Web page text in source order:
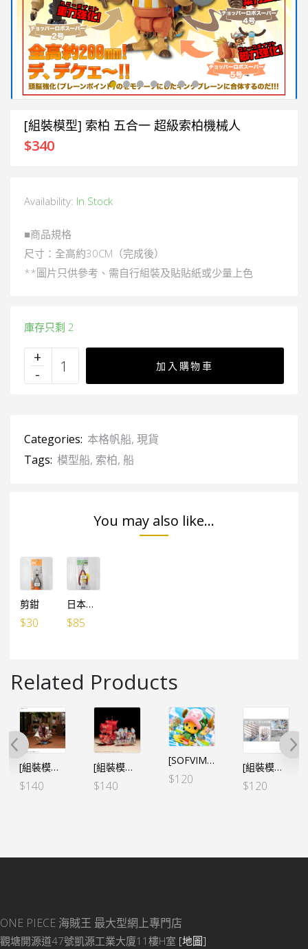
[組裝模型] 索柏 五合一 超級索柏機械人
$340
Availability: In Stock
■商品規格
尺寸：全高約30CM（完成後）
**圖片只供參考、需自行組裝及貼貼紙或少量上色
庫存只剩 2
加入購物車
Categories: 本格帆船, 現貨
Tags: 模型船, 索柏, 船
You may also like...
剪鉗
$30
日本製 MTC-3模型鉗
$85
Related Products
[組裝模型船]GRAND SHIP COLLECTION⑯ 羅渣 奧羅·傑克遜號（行）
$140
[組裝模型船] 海賊王 FILM RED 劇場版 – 烈陽號
$140
[SOFVIMATES] 海賊王 索柏 德雷斯羅薩編ver.（行）
$120
[組裝模型船] GRAND SHIP COLLECTION⑤ 摩比迪克號 白鬍子
$120
ONE PIECE 海賊王 最大型網上專門店
觀塘開源道47號凱源工業大廈11樓H室 [地圖]